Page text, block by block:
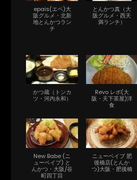
epais(エペ)大
阪グルメ・北新
地とんかつラン
チ
とんかつ真（大
阪グルメ・西天
満ランチ）
かつ蔵（トンカ
ツ・河内永和）
Revo レボ(大
阪・天下茶屋)洋
食
New Babe (ニ
ューベイブ) と
んかつ・大阪/谷
町四丁目
ニューベイブ 肥
後橋店(とんか
つ)大阪・肥後橋